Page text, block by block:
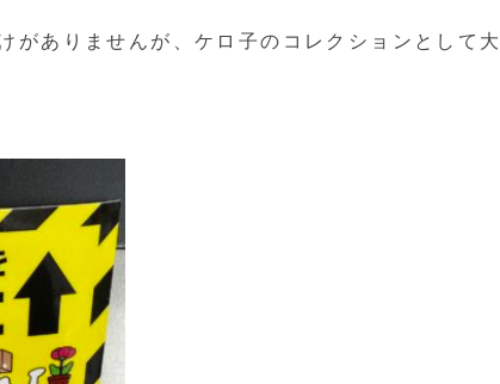
がありませんが、ケロ子のコレクションとして